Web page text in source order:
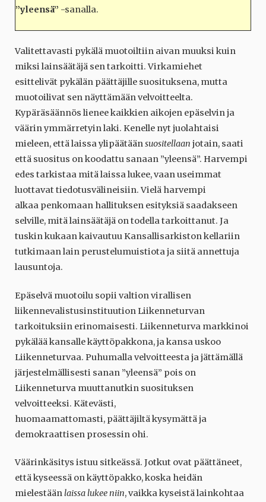
”yleensä” -sanalla.
Valitettavasti pykälä muotoiltiin aivan muuksi kuin
miksi lainsäätäjä sen tarkoitti. Virkamiehet
esittelivät pykälän päättäjille suosituksena, mutta
muotoilivat sen näyttämään velvoitteelta.
Kypäräsäännös lienee kaikkien aikojen epäselvin ja
väärin ymmärretyin laki. Kenelle nyt juolahtaisi
mieleen, että laissa ylipäätäänsuositellaan jotain, saati
että suositus on koodattu sanaan ”yleensä”. Harvempi
edes tarkistaa mitä laissa lukee, vaan useimmat
luottavat tiedotusvälineisiin. Vielä harvempi
alkaa penkomaan hallituksen esityksiä saadakseen
selville, mitä lainsäätäjä on todella tarkoittanut. Ja
tuskin kukaan kaivautuu Kansallisarkiston kellariin
tutkimaan lain perustelumuistiota ja siitä annettuja
lausuntoja.
Epäselvä muotoilu sopii valtion virallisen
liikennevalistusinstituution Liikenneturvan
tarkoituksiin erinomaisesti. Liikenneturva markkinoi
pykälää kansalle käyttöpakkona, ja kansa uskoo
Liikenneturvaa. Puhumalla velvoitteesta ja jättämällä
järjestelmällisesti sanan ”yleensä” pois on
Liikenneturva muuttanutkin suosituksen
velvoitteeksi. Kätevästi,
huomaamattomasti, päättäjiltä kysymättä ja
demokraattisen prosessin ohi.
Väärinkäsitys istuu sitkeässä. Jotkut ovat päättäneet,
että kyseessä on käyttöpakko, koska heidän
mielestäänlaissa lukee niin, vaikka kyseistä lainkohtaa